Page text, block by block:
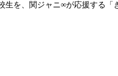
を、関ジャニ∞が応援する